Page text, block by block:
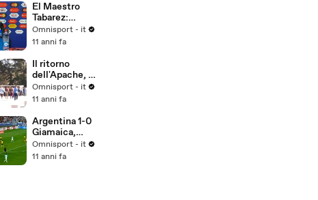
El Maestro
Tabarez:
"Poco
convinto della
Omnisport - it
11 anni fa
Il ritorno
dell'Apache, il
popolo del
Boca aspetta
Omnisport - it
11 anni fa
Argentina 1-0
Giamaica,
gruppo B
Omnisport - it
11 anni fa